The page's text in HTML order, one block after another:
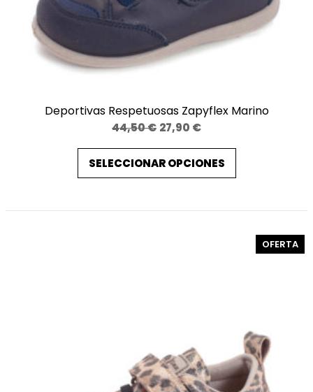
Deportivas Respetuosas Zapyflex Marino
44,50€ El
precio
original
era:
27,90 €El
precio
actual
es:
SELECCIONAR OPCIONES
OFERTA
EN